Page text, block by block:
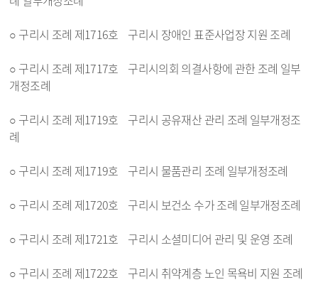
○ 구리시 조례 제1716호 구리시 장애인 표준사업장 지원 조례
○ 구리시 조례 제1717호 구리시의회 의결사항에 관한 조례 일부
개정조례
○ 구리시 조례 제1719호 구리시 공유재산 관리 조례 일부개정조
례
○ 구리시 조례 제1719호 구리시 물품관리 조례 일부개정조례
○ 구리시 조례 제1720호 구리시 보건소 수가 조례 일부개정조례
○ 구리시 조례 제1721호 구리시 소셜미디어 관리 및 운영 조례
○ 구리시 조례 제1722호 구리시 취약계층 노인 목욕비 지원 조례